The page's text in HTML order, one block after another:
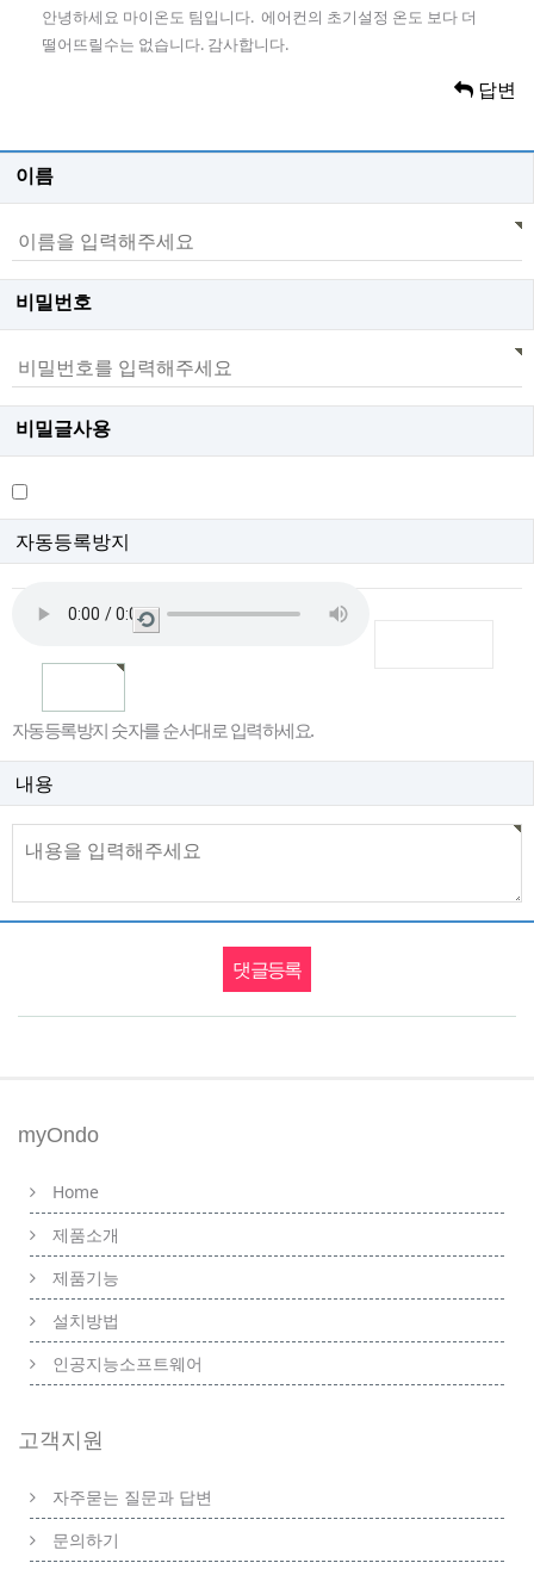
안녕하세요 마이온도 팀입니다. 에어컨의 초기설정 온도 보다 더
떨어뜨릴수는 없습니다. 감사합니다.
답변
이름
비밀번호
비밀글사용
자동등록방지
새
자동등록방지 숫자를 순서대로 입력하세요.
내용
myOndo
Home
제품소개
제품기능
설치방법
인공지능소프트웨어
고객지원
자주묻는 질문과 답변
문의하기